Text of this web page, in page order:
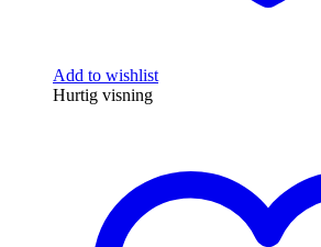
Add to wishlist
Hurtig visning